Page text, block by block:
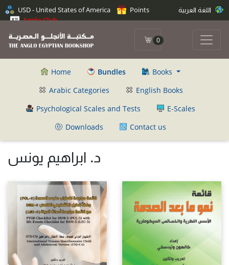
USD - United States of America
Points
Anglo Club
0
Home Bundles
Books
Arabic Categories
English Books
Psychological Scales and Tests
E-Scales
Downloads
Contact us
د. ابراهيم يونس